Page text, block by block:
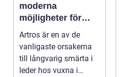
moderna
möjligheter för
mindre smärta och
mer rörelse
Artros är en av de
vanligaste orsakerna
till långvarig smärta i
leder hos vuxna i